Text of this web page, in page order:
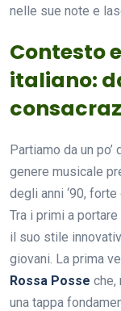
nelle sue note e
Contesto
italiano:
Partiamo da un
genere musicale
degli anni ‘90,
Tra i primi a portare
il suo stile
giovani. La prima
Rossa Posse che,
una tappa